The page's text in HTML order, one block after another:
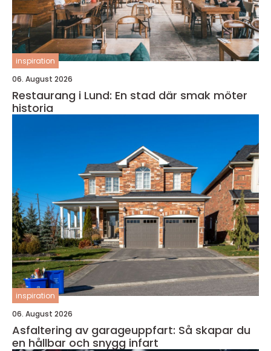
inspiration
06. August 2026
Restaurang i Lund: En stad där smak möter
historia
inspiration
06. August 2026
Asfaltering av garageuppfart: Så skapar du
en hållbar och snygg infart